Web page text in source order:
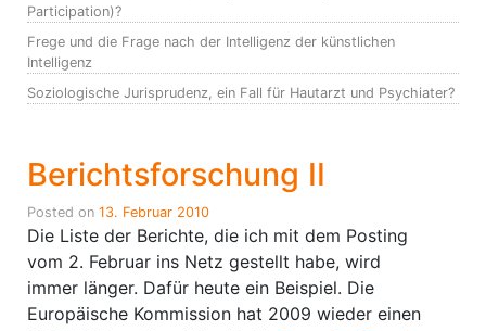
Participation)?
Frege und die Frage nach der Intelligenz der künstlichen
Intelligenz
Soziologische Jurisprudenz, ein Fall für Hautarzt und Psychiater?
Berichtsforschung II
Posted on 13. Februar 2010
Die Liste der Berichte, die ich mit dem Posting
vom 2. Februar ins Netz gestellt habe, wird
immer länger. Dafür heute ein Beispiel. Die
Europäische Kommission hat 2009 wieder einen